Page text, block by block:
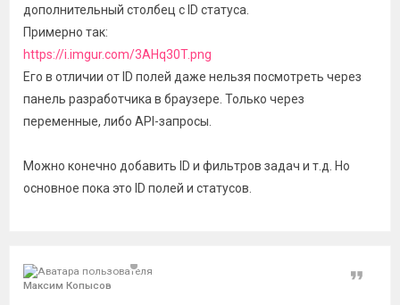
дополнительный столбец с ID статуса.
Примерно так:
https://i.imgur.com/3AHq30T.png
Его в отличии от ID полей даже нельзя посмотреть через
панель разработчика в браузере. Только через
переменные, либо API-запросы.
Можно конечно добавить ID и фильтров задач и т.д. Но
основное пока это ID полей и статусов.
Максим Копысов
Цитата